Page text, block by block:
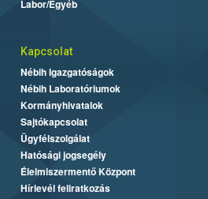
Labor/Egyéb
Kapcsolat
Nébih Igazgatóságok
Nébih Laboratóriumok
Kormányhivatalok
Sajtókapcsolat
Ügyfélszolgálat
Hatósági jogsegély
Élelmiszermentő Központ
Hírlevél feliratkozás